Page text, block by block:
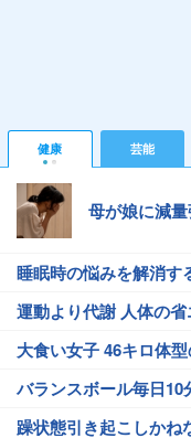
健康 芸能
母が娘に減
睡眠時の悩みを解消す
運動より代謝 人体の
大食い女子 46キロ体
バランスボール毎日10
躁状態引き起こしかね